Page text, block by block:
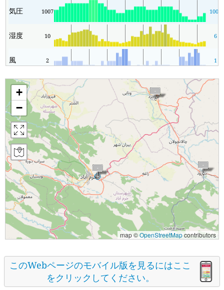
気圧 1007 1005
湿度 10 6
風 2 1
+
−
map ©OpenStreetMapcontributors
このWebページのモバイル版を見るにはここ
をクリックしてください。